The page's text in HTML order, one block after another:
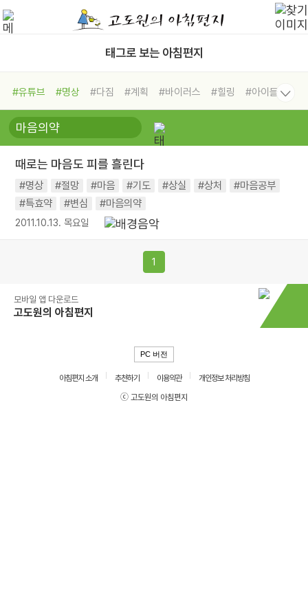
태그로 보는 아침편지
#유튜브 #명상 #다짐 #계획 #바이러스 #힐링
#아이들
#비전캠프
#독서캠프 #삶
#희망
#나눔 #친구 #링컨학교
#독서
#건강 #면역력
때로는 마음도 피를 흘린다
#명상 #절망 #마음 #기도 #상실 #상처
#마음공부
#특효약
#변심 #마음의약
2011.10.13. 목요일
1
모바일 앱 다운로드
고도원의 아침편지
PC 버전
아침편지 소개 추천하기 이용약관
개인정보 처리방침
ⓒ 고도원의 아침편지